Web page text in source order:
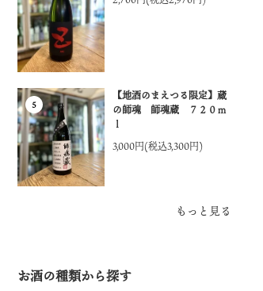
5
【地酒のまえつる限定】蔵
の師魂 師魂蔵 ７２０ｍ
ｌ
3,000円(税込3,300円)
もっと見る
お酒の種類から探す